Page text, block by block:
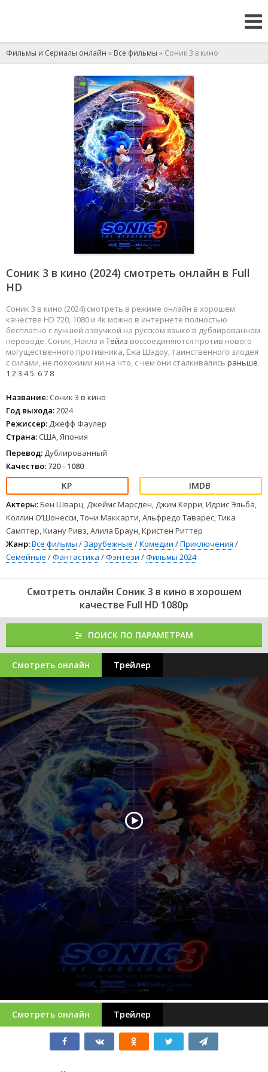
Фильмы и Сериалы онлайн » Все фильмы » Соник 3 в кино
Соник 3 в кино (2024) смотреть онлайн в Full
HD
Соник 3 в кино (2024) смотреть в режиме онлайн в хорошем
качестве HD 720, 1080 и 4к можно в интернете полностью
бесплатно с лучшей озвучкой на русском языке в дублированном
переводе. Соник, Наклз и Тейлз воссоединяются против нового
могущественного противника, Ежа Шэдоу, таинственного злодея
с силами, не похожими ни на что, с чем они сталкивались раньше.
1 23 45 67 8
Название: Соник 3 в кино
Год выхода:2024
Режиссер: Джефф Фаулер
Страна: США, Япония
Перевод: Дублированный
Качество: 720 - 1080
Актеры:Бен Шварц, Джеймс Марсден, Джим Керри, Идрис Эльба,
Коллин О’Шонесси, Тони Маккарти, Альфредо Таварес, Тика
Самптер, Киану Ривз, Алила Браун, Кристен Риттер
Жанр:Все фильмы / Зарубежные /Комедии /Приключения /
Семейные /Фантастика /Фэнтези /Фильмы 2024
Смотреть онлайн Соник 3 в кино в хорошем
качестве Full HD 1080p
ПОИСК ПО ПАРАМЕТРАМ
Смотреть онлайн Трейлер
Смотреть онлайн Трейлер